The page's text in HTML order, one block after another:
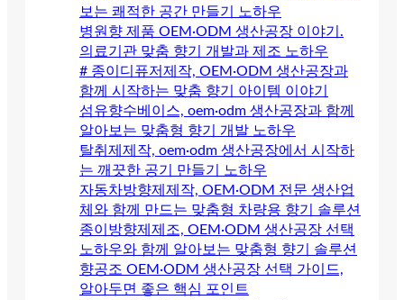
보는 쾌적한 공간 만들기 노하우
병원향 제품 OEM·ODM 생산공장 이야기.
의료기관 맞춤 향기 개발과 제조 노하우
# 종이디퓨저제작, OEM·ODM 생산공장과
함께 시작하는 맞춤 향기 아이템 이야기
섬유향수베이스, oem·odm 생산공장과 함께
알아보는 맞춤형 향기 개발 노하우
탈취제제작, oem·odm 생산공장에서 시작하
는 깨끗한 공기 만들기 노하우
자동차방향제제작, OEM·ODM 전문 생산업
체와 함께 만드는 맞춤형 차량용 향기 솔루션
종이방향제제조, OEM·ODM 생산공장 선택
노하우와 함께 알아보는 맞춤형 향기 솔루션
향공조 OEM·ODM 생산공장 선택 가이드,
알아두면 좋은 핵심 포인트